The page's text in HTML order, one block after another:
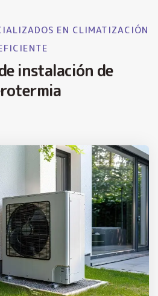
EN CLIMATIZACIÓN
instalación de